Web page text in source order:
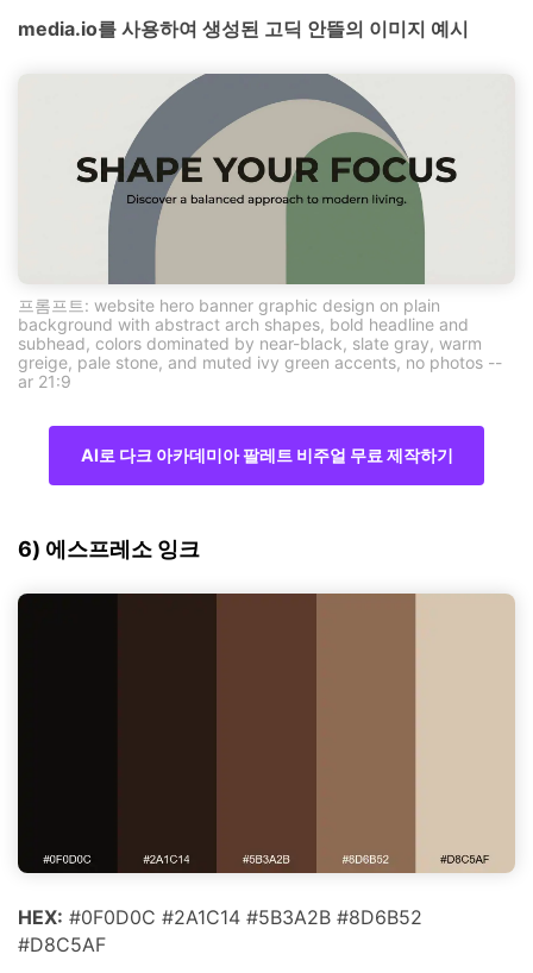
media.io를 사용하여 생성된 고딕 안뜰의 이미지 예시
프롬프트: website hero banner graphic design on plain
background with abstract arch shapes, bold headline and
subhead, colors dominated by near-black, slate gray, warm
greige, pale stone, and muted ivy green accents, no photos --
ar 21:9
AI로 다크 아카데미아 팔레트 비주얼 무료 제작하기
6) 에스프레소 잉크
HEX: #0F0D0C #2A1C14 #5B3A2B #8D6B52
#D8C5AF